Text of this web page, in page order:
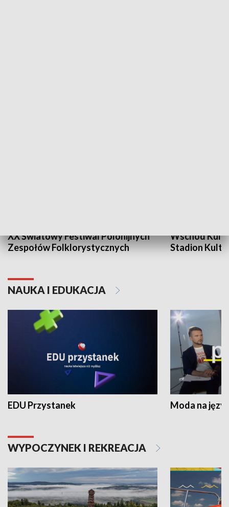
XX Światowy Festiwal Polonijnych
Zespołów Folklorystycznych
Wschód
Stadion
NAUKA I EDUKACJA
EDU Przystanek Moda na
WYPOCZYNEK I REKREACJA